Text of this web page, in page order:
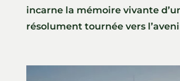
incarne la mémoire vivante
résolument tournée vers